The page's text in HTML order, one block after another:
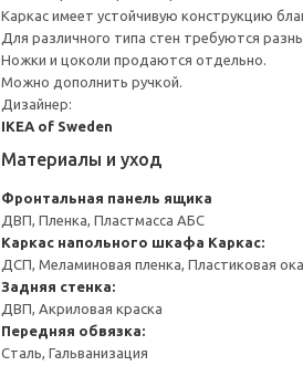
Каркас имеет устойчивую конструкцию
Для различного типа стен требуются
Ножки и цоколи продаются отдельно.
Можно дополнить ручкой.
Дизайнер:
IKEA of Sweden
Материалы и уход
Фронтальная панель ящика
ДВП, Пленка, Пластмасса АБС
Каркас напольного шкафа Каркас:
ДСП, Меламиновая пленка, Пластиковая
Задняя стенка:
ДВП, Акриловая краска
Передняя обвязка:
Сталь, Гальванизация